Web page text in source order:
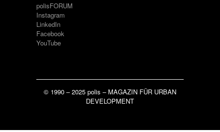
polisFORUM
Instagram
LinkedIn
Facebook
YouTube
© 1990 – 2025 polis – MAGAZIN FÜR URBAN
DEVELOPMENT